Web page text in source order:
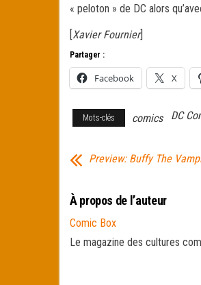
« peloton » de DC alors
[Xavier Fournier]
Partager :
Facebook X
Mots-clés comics DC
Preview: Buffy The
À propos de l’auteur
Comic Box
Le magazine des cultures